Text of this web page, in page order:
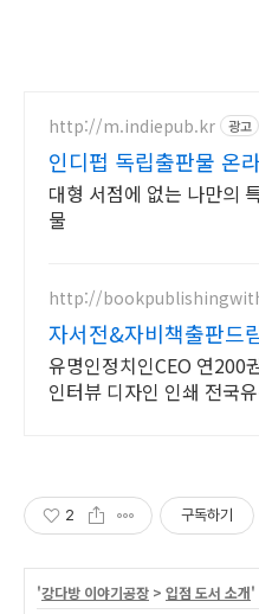
http://m.indiepub.kr 광고
인디펍 독립출판물 온
대형 서점에 없는 나만의
물
http://
자서전&자비책출판드
유명인정치인CEO 연200
인터뷰 디자인 인쇄 전국
2 구독하기
'강다방 이야기공장 > 입점 도서 소개'